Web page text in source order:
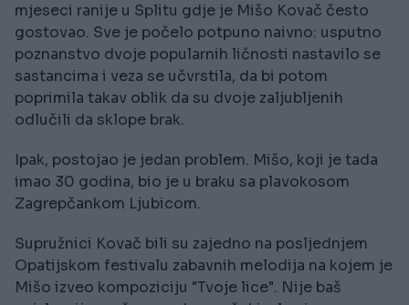
mjeseci ranije u Splitu gdje je Mišo Kovač često
gostovao. Sve je počelo potpuno naivno: usputno
poznanstvo dvoje popularnih ličnosti nastavilo se
sastancima i veza se učvrstila, da bi potom
poprimila takav oblik da su dvoje zaljubljenih
odlučili da sklope brak.
Ipak, postojao je jedan problem. Mišo, koji je tada
imao 30 godina, bio je u braku sa plavokosom
Zagrepčankom Ljubicom.
Supružnici Kovač bili su zajedno na posljednjem
Opatijskom festivalu zabavnih melodija na kojem je
Mišo izveo kompoziciju "Tvoje lice". Nije baš